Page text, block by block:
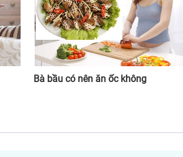
Bà bầu có nên ăn ốc không